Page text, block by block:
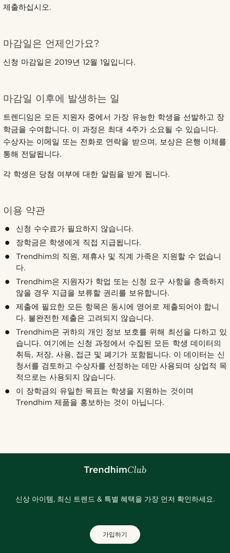
제출하십시오.
마감일은 언제인가요?
신청 마감일은 2019년 12월 1일입니다.
마감일 이후에 발생하는 일
트렌디임은 모든 지원자 중에서 가장 유능한 학생을 선발하고 장
학금을 수여합니다. 이 과정은 최대 4주가 소요될 수 있습니다.
수상자는 이메일 또는 전화로 연락을 받으며, 보상은 은행 이체를
통해 전달됩니다.
각 학생은 당첨 여부에 대한 알림을 받게 됩니다.
이용 약관
신청 수수료가 필요하지 않습니다.
장학금은 학생에게 직접 지급됩니다.
Trendhim의 직원, 제휴사 및 직계 가족은 지원할 수 없습니
다.
Trendhim은 지원자가 학업 또는 신청 요구 사항을 충족하지
않을 경우 지급을 보류할 권리를 보유합니다.
제출에 필요한 모든 항목은 동시에 영어로 제출되어야 합니
다. 불완전한 제출은 고려되지 않습니다.
Trendhim은 귀하의 개인 정보 보호를 위해 최선을 다하고 있
습니다. 여기에는 신청 과정에서 수집된 모든 학생 데이터의
취득, 저장, 사용, 접근 및 폐기가 포함됩니다. 이 데이터는 신
청서를 검토하고 수상자를 선정하는 데만 사용되며 상업적 목
적으로는 사용되지 않습니다.
이 장학금의 유일한 목표는 학생을 지원하는 것이며
Trendhim 제품을 홍보하는 것이 아닙니다.
신상 아이템, 최신 트렌드 & 특별 혜택을 가장 먼저 확인하세요.
가입하기